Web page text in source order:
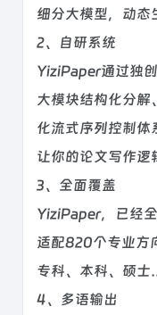
细分大模型，动态
2、自研系统
YiziPaper通过独
大模块结构化分解
化流式序列控制体
让你的论文写作逻
3、全面覆盖
YiziPaper，已经
适配820个专业方
专科、本科、硕
4、多语输出